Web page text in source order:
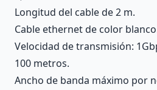
Longitud del cable de 2 m.
Cable ethernet de color
Velocidad de transmisión:
100 metros.
Ancho de banda máximo por